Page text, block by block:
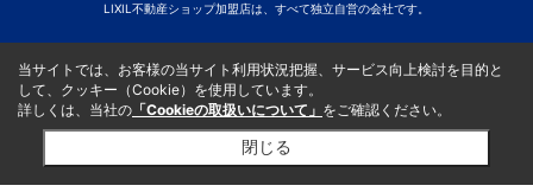
LIXIL不動産ショップ加盟店は、すべて独立自営の会社です。
当サイトでは、お客様の当サイト利用状況把握、サービス向上検討を目的と
して、クッキー（Cookie）を使用しています。
詳しくは、当社の 「Cookieの取扱いについて」 をご確認ください。
閉じる